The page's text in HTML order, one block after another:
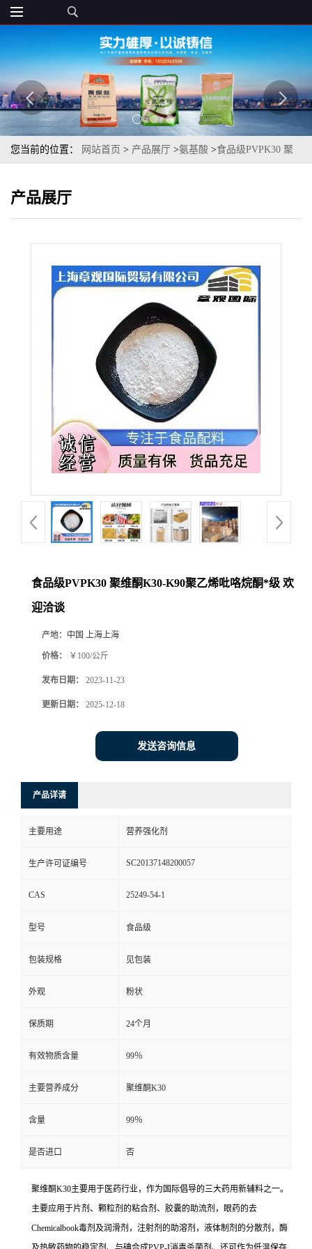
您当前的位置： 网站首页 > 产品展厅 >氨基酸 >食品级PVPK30 聚
产品展厅
食品级PVPK30 聚维酮K30-K90聚乙烯吡咯烷酮*级 欢
迎洽谈
产地： 中国 上海上海
价格： ￥100/公斤
发布日期： 2023-11-23
更新日期： 2025-12-18
发送咨询信息
产品详请
主要用途 营养强化剂
生产许可证编号 SC20137148200057
CAS 25249-54-1
型号 食品级
包装规格 见包装
外观 粉状
保质期 24个月
有效物质含量 99％
主要营养成分 聚维酮K30
含量 99％
是否进口 否
聚维酮K30主要用于医药行业，作为国际倡导的三大药用新辅料之一。
主要应用于片剂、颗粒剂的粘合剂、胶囊的助流剂，眼药的去
Chemicalbook毒剂及润滑剂，注射剂的助溶剂，液体制剂的分散剂，酶